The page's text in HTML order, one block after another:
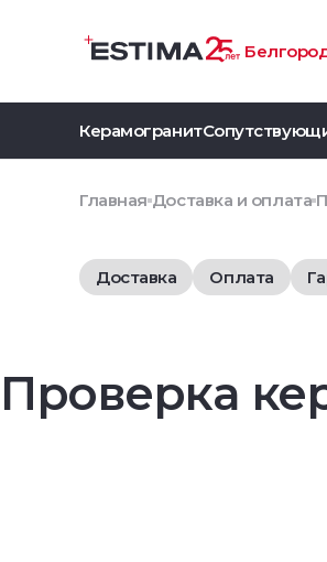
Керамогранит
Главная Доставка и оплата
Доставка Оплата
Проверка